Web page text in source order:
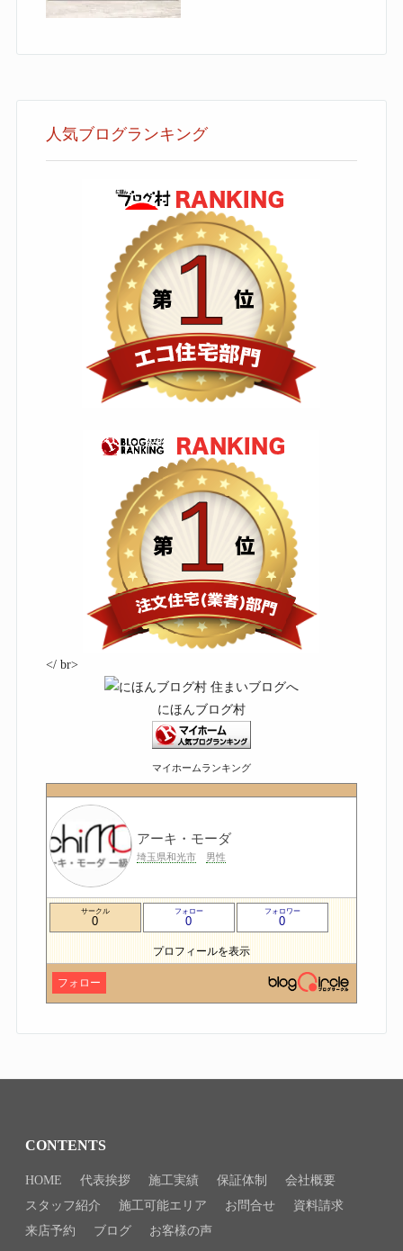
人気ブログランキング
</ br>
にほんブログ村
マイホームランキング
アーキ・モーダ
埼玉県和光市 男性
サークル
0
フォロー
0
フォロワー
0
プロフィールを表示
フォロー
CONTENTS
HOME 代表挨拶 施工実績 保証体制
会社概要
スタッフ紹介
施工可能エリア お問合せ
資料請求
来店予約
ブログ お客様の声